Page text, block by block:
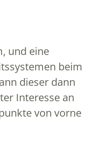
und eine
beim
dieser dann
Interesse an
von vorne